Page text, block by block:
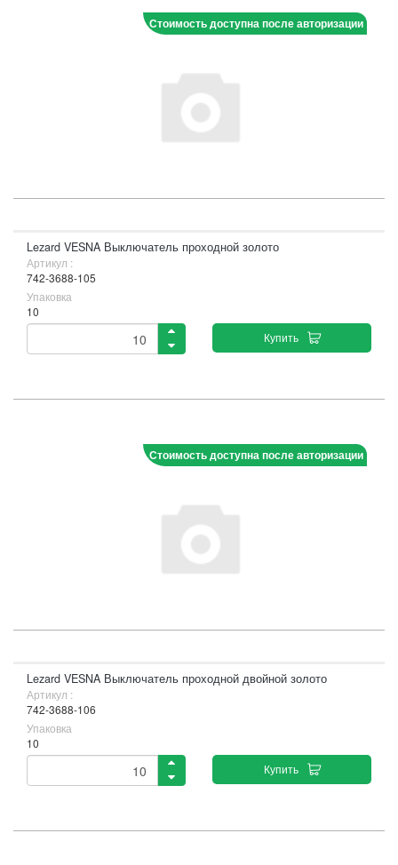
Стоимость доступна после авторизации
Lezard VESNA Выключатель проходной золото
Артикул :
742-3688-105
Упаковка
10
Купить
Стоимость доступна после авторизации
Lezard VESNA Выключатель проходной двойной золото
Артикул :
742-3688-106
Упаковка
10
Купить